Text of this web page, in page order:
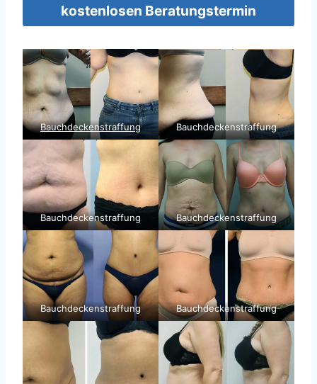
kostenlosen Beratungstermin
Bauchdeckenstraffung Bauchdeckenstraffung
Bauchdeckenstraffung Bauchdeckenstraffung
Bauchdeckenstraffung Bauchdeckenstraffung